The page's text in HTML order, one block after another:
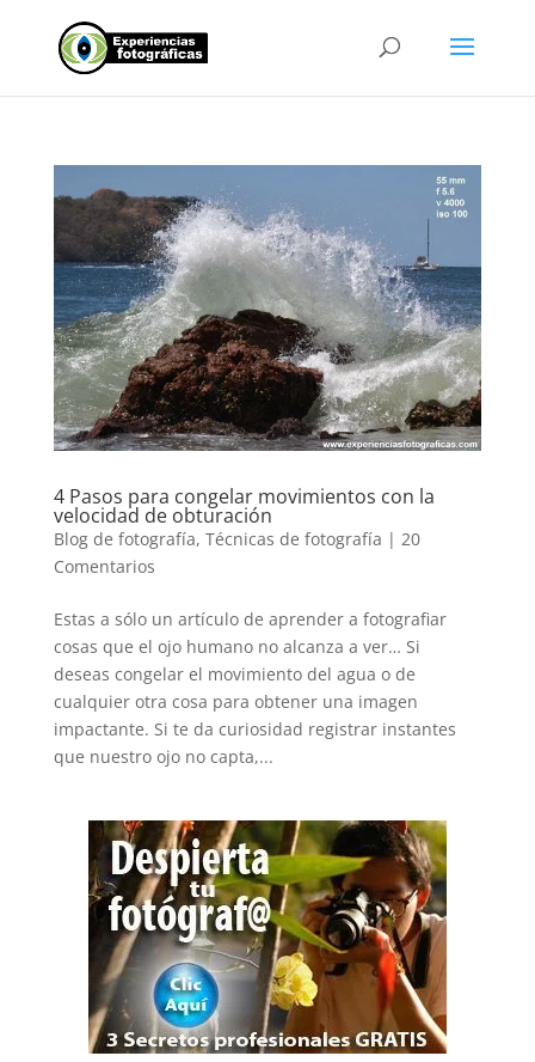
4 Pasos para congelar movimientos con la
velocidad de obturación
Blog de fotografía, Técnicas de fotografía | 20
Comentarios
Estas a sólo un artículo de aprender a fotografiar
cosas que el ojo humano no alcanza a ver… Si
deseas congelar el movimiento del agua o de
cualquier otra cosa para obtener una imagen
impactante. Si te da curiosidad registrar instantes
que nuestro ojo no capta,...